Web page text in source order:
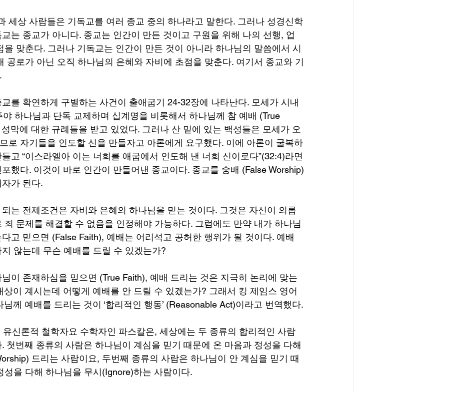
세상 사람들은 기독교를 여러 종교 중의 하나라고 말한다. 그러나 성경신학
는 종교가 아니다. 종교는 인간이 만든 것이고 구원을 위해 나의 선행, 업
을 맞춘다. 그러나 기독교는 인간이 만든 것이 아니라 하나님의 말씀에서 시
공로가 아닌 오직 하나님의 은혜와 자비에 초점을 맞춘다. 여기서 종교와 기
를 확연하게 구별하는 사건이 출애굽기 24-32장에 나타난다. 모세가 시내
하나님과 단독 교제하며 십계명을 비롯해서 하나님께 참 예배 (True
막에 대한 규례들을 받고 있었다. 그러나 산 밑에 있는 백성들은 모세가 오
로 자기들을 인도할 신을 만들자고 아론에게 요구했다. 이에 아론이 굴복하
고 “이스라엘아 이는 너희를 애굽에서 인도해 낸 너희 신이로다”(32:4)라면
했다. 이것이 바로 인간이 만들어낸 종교이다. 종교를 숭배 (False Worship)
가 된다.
는 전제조건은 자비와 은혜의 하나님을 믿는 것이다. 그것은 자신이 의롭
죄 문제를 해결할 수 없음을 인정해야 가능하다. 그럼에도 만약 내가 하나님
고 믿으면 (False Faith), 예배는 어리석고 공허한 행위가 될 것이다. 예배
않는데 무슨 예배를 드릴 수 있겠는가?
이 존재하심을 믿으면 (True Faith), 예배 드리는 것은 지극히 논리에 맞는
상이 계시는데 어떻게 예배를 안 드릴 수 있겠는가? 그래서 킹 제임스 영어
께 예배를 드리는 것이 ‘합리적인 행동’ (Reasonable Act)이라고 번역했다.
유신론적 철학자요 수학자인 파스칼은, 세상에는 두 종류의 합리적인 사람
첫번째 종류의 사람은 하나님이 계심을 믿기 때문에 온 마음과 정성을 다해
드리는 사람이요, 두번째 종류의 사람은 하나님이 안 계심을 믿기 때
성을 다해 하나님을 무시(Ignore)하는 사람이다.